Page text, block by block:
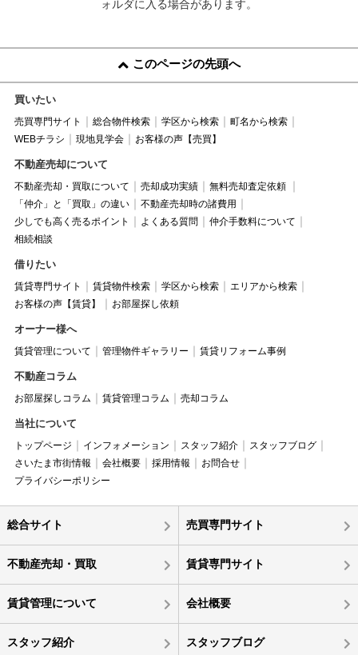
ォルダに入る場合があります。
このページの先頭へ
買いたい
売買専門サイト 総合物件検索 学区から検索
町名から検索
WEBチラシ
現地見学会 お客様の声【売買】
不動産売却について
不動産売却・買取について 売却成功実績
無料売却査定依頼
「仲介」と「買取」の違い
不動産売却時の諸費用
少しでも高く売るポイント
よくある質問
仲介手数料について
相続相談
借りたい
賃貸専門サイト 賃貸物件検索 学区から検索
エリアから検索
お客様の声【賃貸】
お部屋探し依頼
オーナー様へ
賃貸管理について 管理物件ギャラリー 賃貸リフォーム事例
不動産コラム
お部屋探しコラム 賃貸管理コラム 売却コラム
当社について
トップページ インフォメーション スタッフ紹介
スタッフブログ
さいたま市街情報
会社概要 採用情報
お問合せ
プライバシーポリシー
総合サイト 売買専門サイト
不動産売却・買取 賃貸専門サイト
賃貸管理について 会社概要
スタッフ紹介 スタッフブログ